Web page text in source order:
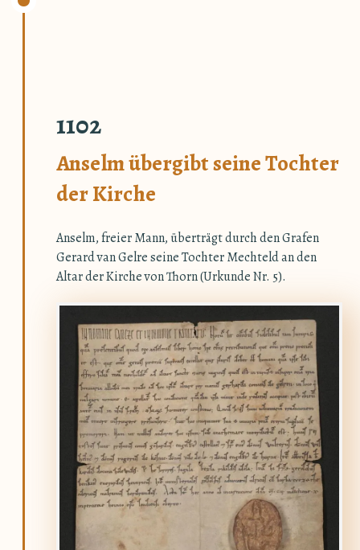
1102
Anselm übergibt seine Tochter
der Kirche
Anselm, freier Mann, überträgt durch den Grafen
Gerard van Gelre seine Tochter Mechteld an den
Altar der Kirche von Thorn (Urkunde Nr. 5).